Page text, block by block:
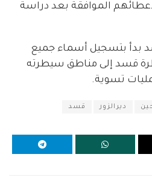
الموافقة بعد دراسة
بدأ بتسجيل أسماء جميع
قسد إلى مناطق سيطرته
تسوية.
ديرالزور قسد